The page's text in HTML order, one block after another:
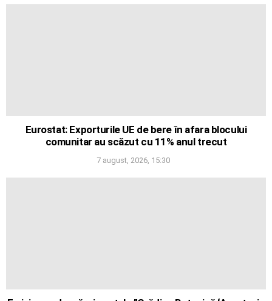
Eurostat: Exporturile UE de bere în afara blocului
comunitar au scăzut cu 11% anul trecut
7 august, 2026, 15:30